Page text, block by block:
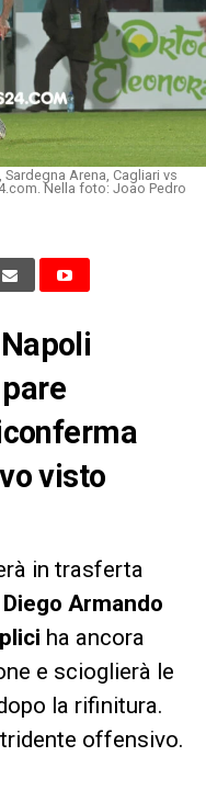
Arena, Cagliari vs
Nella foto: Joao Pedro
visto
in trasferta
Diego Armando
ha ancora
e scioglierà le
la rifinitura.
offensivo.